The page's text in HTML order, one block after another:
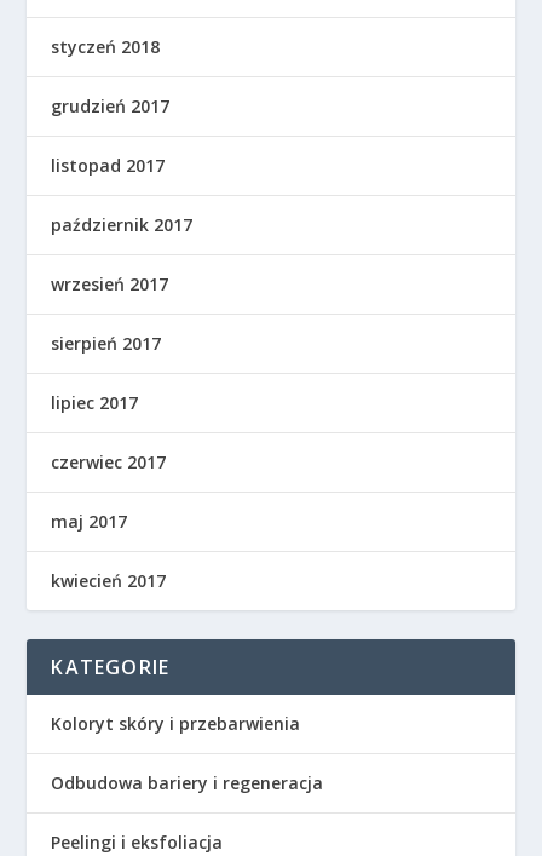
styczeń 2018
grudzień 2017
listopad 2017
październik 2017
wrzesień 2017
sierpień 2017
lipiec 2017
czerwiec 2017
maj 2017
kwiecień 2017
KATEGORIE
Koloryt skóry i przebarwienia
Odbudowa bariery i regeneracja
Peelingi i eksfoliacja